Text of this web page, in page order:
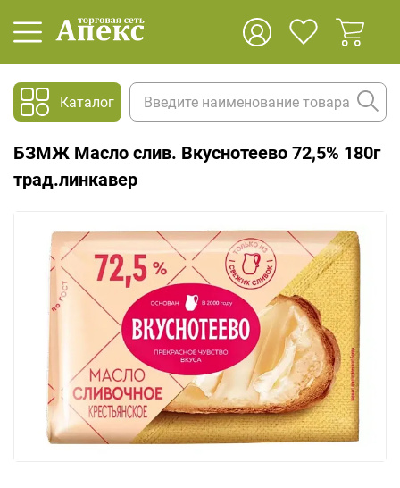
Каталог
БЗМЖ Масло слив. Вкуснотеево 72,5% 180г
трад.линкавер